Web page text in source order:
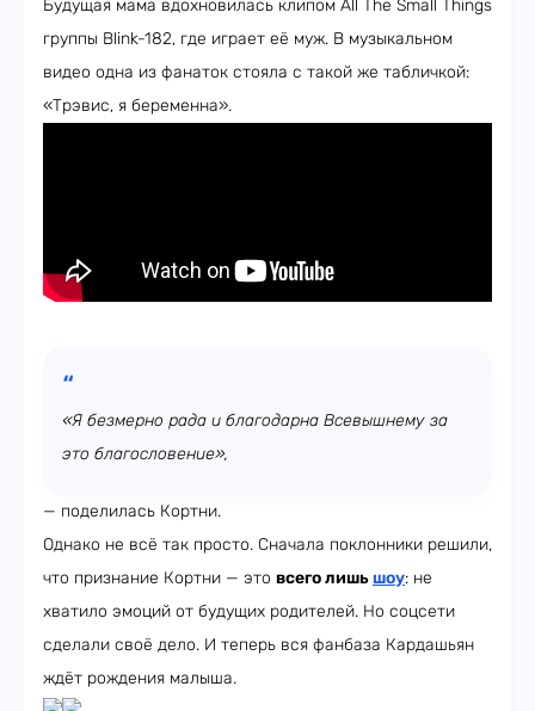
Будущая мама вдохновилась клипом All The Small Things
группы Blink-182, где играет её муж. В музыкальном
видео одна из фанаток стояла с такой же табличкой:
«Трэвис, я беременна».
«Я безмерно рада и благодарна Всевышнему за
это благословение»,
— поделилась Кортни.
Однако не всё так просто. Сначала поклонники решили,
что признание Кортни — это всего лишьшоу: не
хватило эмоций от будущих родителей. Но соцсети
сделали своё дело. И теперь вся фанбаза Кардашьян
ждёт рождения малыша.